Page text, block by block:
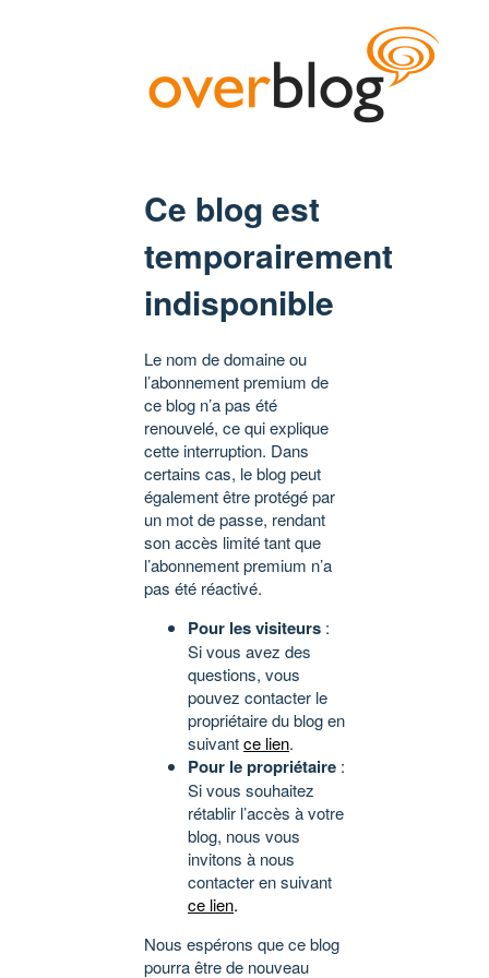
Ce blog est
temporairement
indisponible
Le nom de domaine ou
l’abonnement premium de
ce blog n’a pas été
renouvelé, ce qui explique
cette interruption. Dans
certains cas, le blog peut
également être protégé par
un mot de passe, rendant
son accès limité tant que
l’abonnement premium n’a
pas été réactivé.
Pour les visiteurs :
Si vous avez des
questions, vous
pouvez contacter le
propriétaire du blog en
suivantce lien.
Pour le propriétaire :
Si vous souhaitez
rétablir l’accès à votre
blog, nous vous
invitons à nous
contacter en suivant
ce lien.
Nous espérons que ce blog
pourra être de nouveau